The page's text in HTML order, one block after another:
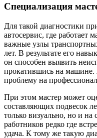
Специализация
Для такой диагностики
автосервис, где работает
важные узлы
лет. В результате его
он способен выявить
прокатившись на
проблему на
При этом мастер может
составляющих подвесок
только визуально, но и
работников редко где
удача. К тому же такую